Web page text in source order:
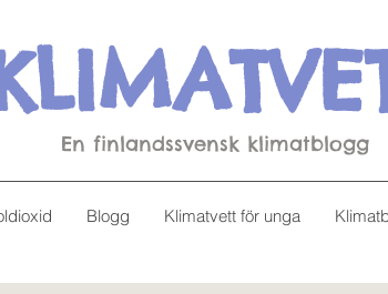
En finlandssvensk klimatblogg
Blogg Klimatvett för unga